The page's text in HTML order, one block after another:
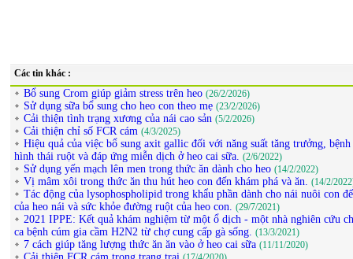
Các tin khác :
Bổ sung Crom giúp giảm stress trên heo (26/2/2026)
Sử dụng sữa bổ sung cho heo con theo mẹ (23/2/2026)
Cải thiện tình trạng xương của nái cao sản (5/2/2026)
Cải thiện chỉ số FCR cám (4/3/2025)
Hiệu quả của việc bổ sung axit gallic đối với năng suất tăng trưởng, bệnh
hình thái ruột và đáp ứng miễn dịch ở heo cai sữa. (2/6/2022)
Sử dụng yến mạch lên men trong thức ăn dành cho heo (14/2/2022)
Vị mâm xôi trong thức ăn thu hút heo con đến khám phá và ăn. (14/2/
Tác động của lysophospholipid trong khẩu phần dành cho nái nuôi con
của heo nái và sức khỏe đường ruột của heo con. (29/7/2021)
2021 IPPE: Kết quả khám nghiệm từ một ổ dịch - một nhà nghiên cứu
ca bệnh cúm gia cầm H2N2 từ chợ cung cấp gà sống. (13/3/2021)
7 cách giúp tăng lượng thức ăn ăn vào ở heo cai sữa (11/11/2020)